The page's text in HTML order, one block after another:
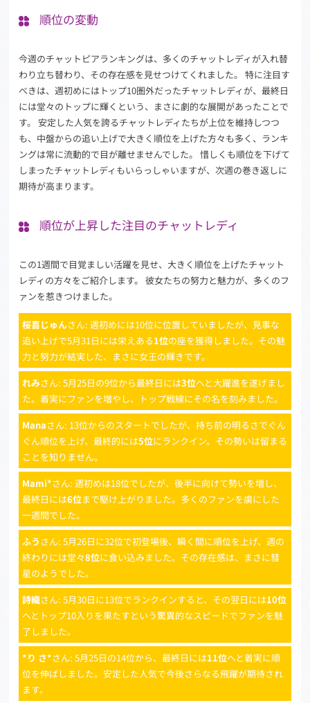
順位の変動
今週のチャットピアランキングは、多くのチャットレディが入れ替
わり立ち替わり、その存在感を見せつけてくれました。 特に注目す
べきは、週初めにはトップ10圏外だったチャットレディが、最終日
には堂々のトップに輝くという、まさに劇的な展開があったことで
す。 安定した人気を誇るチャットレディたちが上位を維持しつつ
も、中盤からの追い上げで大きく順位を上げた方々も多く、ランキ
ングは常に流動的で目が離せませんでした。 惜しくも順位を下げて
しまったチャットレディもいらっしゃいますが、次週の巻き返しに
期待が高まります。
順位が上昇した注目のチャットレディ
この1週間で目覚ましい活躍を見せ、大きく順位を上げたチャット
レディの方々をご紹介します。 彼女たちの努力と魅力が、多くのフ
ァンを惹きつけました。
桜喜じゅんさん: 週初めには10位に位置していましたが、見事な
追い上げで5月31日には栄えある1位の座を獲得しました。その魅
力と努力が結実した、まさに女王の輝きです。
れみさん: 5月25日の9位から最終日には3位へと大躍進を遂げまし
た。着実にファンを増やし、トップ戦線にその名を刻みました。
Manaさん: 13位からのスタートでしたが、持ち前の明るさでぐん
ぐん順位を上げ、最終的には5位にランクイン。その勢いは留まる
ことを知りません。
Mami*さん: 週初めは18位でしたが、後半に向けて勢いを増し、
最終日には6位まで駆け上がりました。多くのファンを虜にした
一週間でした。
ふう さん: 5月26日に32位で初登場後、瞬く間に順位を上げ、週の
終わりには堂々8位に食い込みました。その存在感は、まさに彗
星のようでした。
詩織さん: 5月30日に13位でランクインすると、その翌日には10位
へとトップ10入りを果たすという驚異的なスピードでファンを魅
了しました。
*り さ*さん: 5月25日の14位から、最終日には11位へと着実に順
位を伸ばしました。安定した人気で今後さらなる飛躍が期待され
ます。